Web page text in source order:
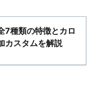
7種類の特徴とカロ
カスタムを解説